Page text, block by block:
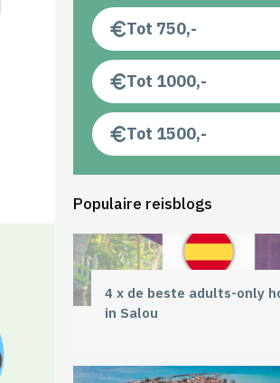
Tot 750,-
Tot 1000,-
Tot 1500,-
Populaire reisblogs
4 x de beste adults-only
in Salou